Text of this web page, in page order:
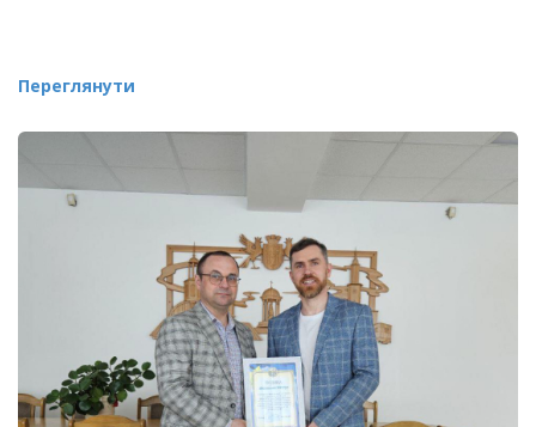
Переглянути